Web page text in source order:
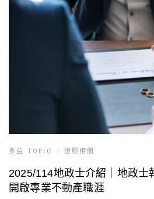
多益 TOEIC 證照相關
2025/114地政士介紹｜地政士
開啟專業不動產職涯